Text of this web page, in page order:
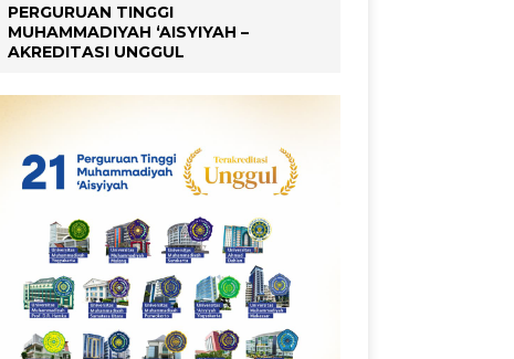
PERGURUAN TINGGI
MUHAMMADIYAH ‘AISYIYAH –
AKREDITASI UNGGUL